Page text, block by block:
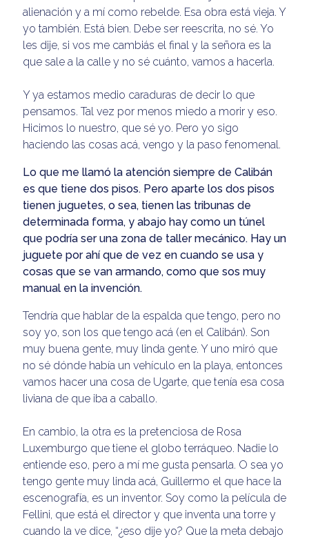
alienación y a mí como rebelde. Esa obra está vieja. Y
yo también. Está bien. Debe ser reescrita, no sé. Yo
les dije, si vos me cambiás el final y la señora es la
que sale a la calle y no sé cuánto, vamos a hacerla.
Y ya estamos medio caraduras de decir lo que
pensamos. Tal vez por menos miedo a morir y eso.
Hicimos lo nuestro, que sé yo. Pero yo sigo
haciendo las cosas acá, vengo y la paso fenomenal.
Lo que me llamó la atención siempre de Calibán
es que tiene dos pisos. Pero aparte los dos pisos
tienen juguetes, o sea, tienen las tribunas de
determinada forma, y abajo hay como un túnel
que podría ser una zona de taller mecánico. Hay un
juguete por ahí que de vez en cuando se usa y
cosas que se van armando, como que sos muy
manual en la invención.
Tendría que hablar de la espalda que tengo, pero no
soy yo, son los que tengo acá (en el Calibán). Son
muy buena gente, muy linda gente. Y uno miró que
no sé dónde había un vehículo en la playa, entonces
vamos hacer una cosa de Ugarte, que tenía esa cosa
liviana de que iba a caballo.
En cambio, la otra es la pretenciosa de Rosa
Luxemburgo que tiene el globo terráqueo. Nadie lo
entiende eso, pero a mí me gusta pensarla. O sea yo
tengo gente muy linda acá, Guillermo el que hace la
escenografía, es un inventor. Soy como la película de
Fellini, que está el director y que inventa una torre y
cuando la ve dice, “¿eso dije yo? Que la meta debajo